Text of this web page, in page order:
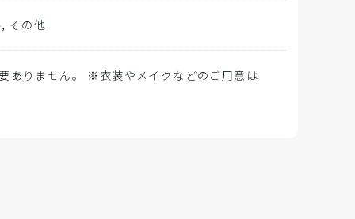
その他
ありません。 ※衣装やメイクなどのご用意は